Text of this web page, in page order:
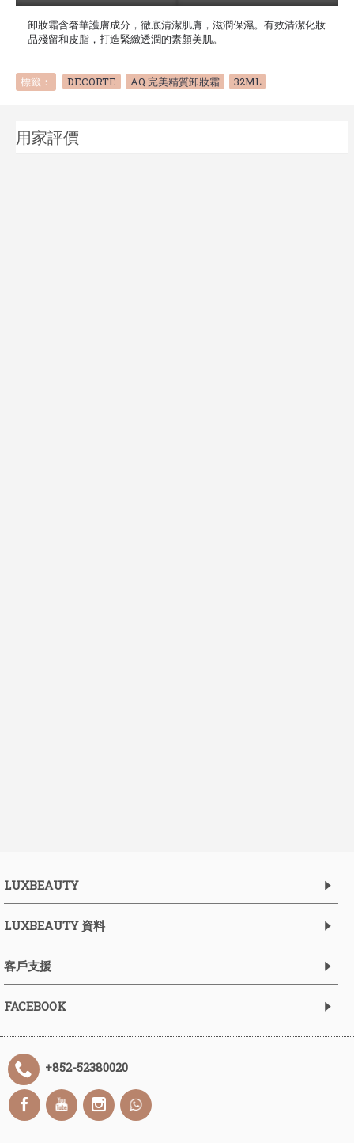
卸妝霜含奢華護膚成分，徹底清潔肌膚，滋潤保濕。有效清潔化妝
品殘留和皮脂，打造緊緻透潤的素顏美肌。
標籤： DECORTE AQ 完美精質卸妝霜 32ML
用家評價
LUXBEAUTY
LUXBEAUTY 資料
客戶支援
FACEBOOK
+852-52380020